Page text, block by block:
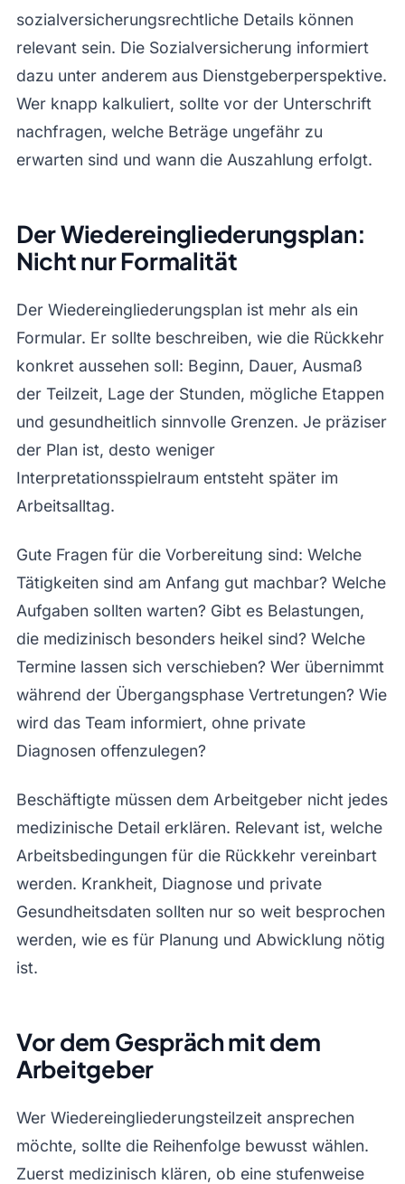
sozialversicherungsrechtliche Details können
relevant sein. Die Sozialversicherung informiert
dazu unter anderem aus Dienstgeberperspektive.
Wer knapp kalkuliert, sollte vor der Unterschrift
nachfragen, welche Beträge ungefähr zu
erwarten sind und wann die Auszahlung erfolgt.
Der Wiedereingliederungsplan:
Nicht nur Formalität
Der Wiedereingliederungsplan ist mehr als ein
Formular. Er sollte beschreiben, wie die Rückkehr
konkret aussehen soll: Beginn, Dauer, Ausmaß
der Teilzeit, Lage der Stunden, mögliche Etappen
und gesundheitlich sinnvolle Grenzen. Je präziser
der Plan ist, desto weniger
Interpretationsspielraum entsteht später im
Arbeitsalltag.
Gute Fragen für die Vorbereitung sind: Welche
Tätigkeiten sind am Anfang gut machbar? Welche
Aufgaben sollten warten? Gibt es Belastungen,
die medizinisch besonders heikel sind? Welche
Termine lassen sich verschieben? Wer übernimmt
während der Übergangsphase Vertretungen? Wie
wird das Team informiert, ohne private
Diagnosen offenzulegen?
Beschäftigte müssen dem Arbeitgeber nicht jedes
medizinische Detail erklären. Relevant ist, welche
Arbeitsbedingungen für die Rückkehr vereinbart
werden. Krankheit, Diagnose und private
Gesundheitsdaten sollten nur so weit besprochen
werden, wie es für Planung und Abwicklung nötig
ist.
Vor dem Gespräch mit dem
Arbeitgeber
Wer Wiedereingliederungsteilzeit ansprechen
möchte, sollte die Reihenfolge bewusst wählen.
Zuerst medizinisch klären, ob eine stufenweise